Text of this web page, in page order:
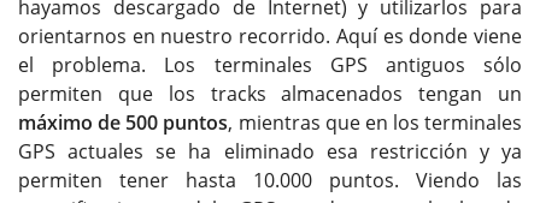
hayamos descargado de Internet) y utilizarlos para
orientarnos en nuestro recorrido. Aquí es donde viene
el problema. Los terminales GPS antiguos sólo
permiten que los tracks almacenados tengan un
máximo de 500 puntos, mientras que en los terminales
GPS actuales se ha eliminado esa restricción y ya
permiten tener hasta 10.000 puntos. Viendo las